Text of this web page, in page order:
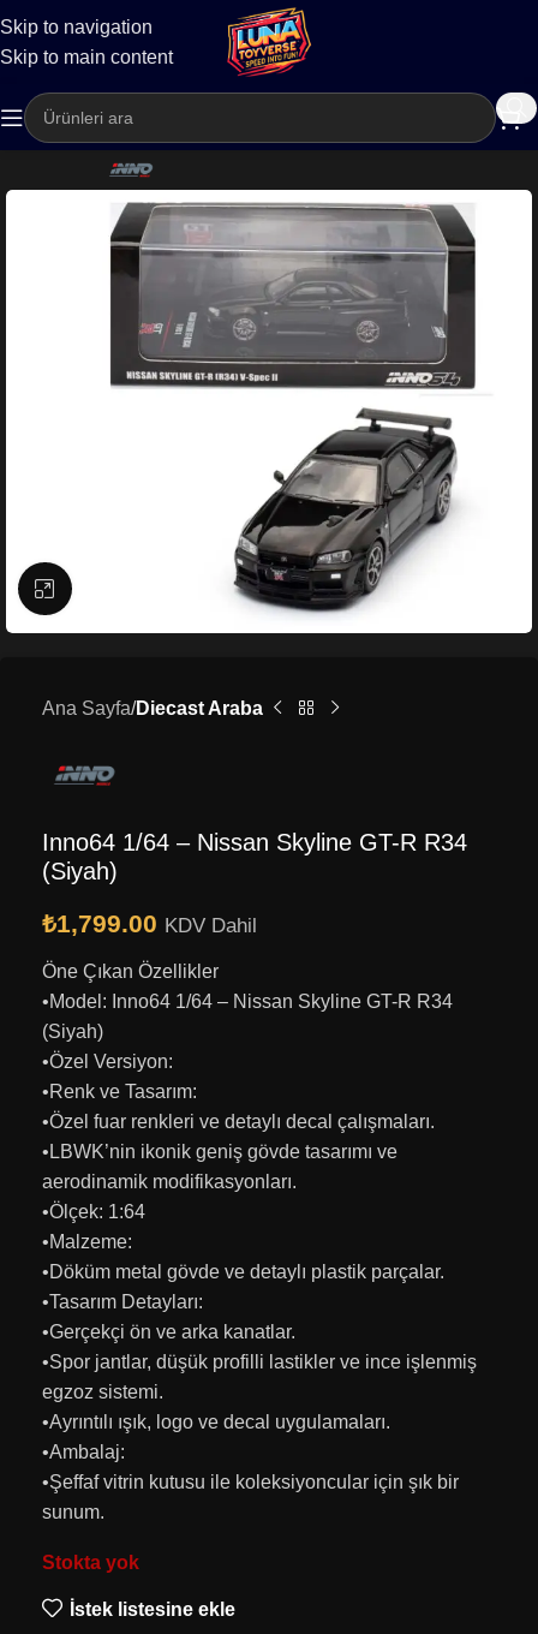
Skip to navigation
Skip to main content
Kargo
Büyütmek için tıklayın
Ana Sayfa Diecast Araba
Inno64 1/64 – Nissan Skyline GT-R R34
(Siyah)
₺1,799.00 KDV Dahil
Öne Çıkan Özellikler
•Model: Inno64 1/64 – Nissan Skyline GT-R R34
(Siyah)
•Özel Versiyon:
•Renk ve Tasarım:
•Özel fuar renkleri ve detaylı decal çalışmaları.
•LBWK’nin ikonik geniş gövde tasarımı ve
aerodinamik modifikasyonları.
•Ölçek: 1:64
•Malzeme:
•Döküm metal gövde ve detaylı plastik parçalar.
•Tasarım Detayları:
•Gerçekçi ön ve arka kanatlar.
•Spor jantlar, düşük profilli lastikler ve ince işlenmiş
egzoz sistemi.
•Ayrıntılı ışık, logo ve decal uygulamaları.
•Ambalaj:
•Şeffaf vitrin kutusu ile koleksiyoncular için şık bir
sunum.
Stokta yok
İstek listesine ekle